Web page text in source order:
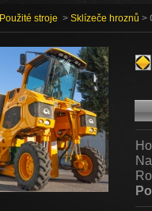
Použité stroje > Sklízeče hroznů >